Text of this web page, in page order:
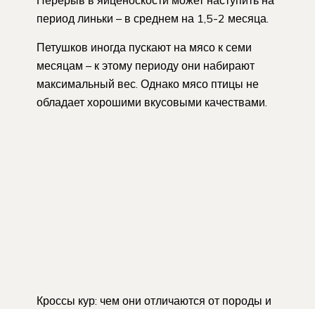
период линьки – в среднем на 1,5-2 месяца.
Петушков иногда пускают на мясо к семи
месяцам – к этому периоду они набирают
максимальный вес. Однако мясо птицы не
обладает хорошими вкусовыми качествами.
Кроссы кур: чем они отличаются от породы и